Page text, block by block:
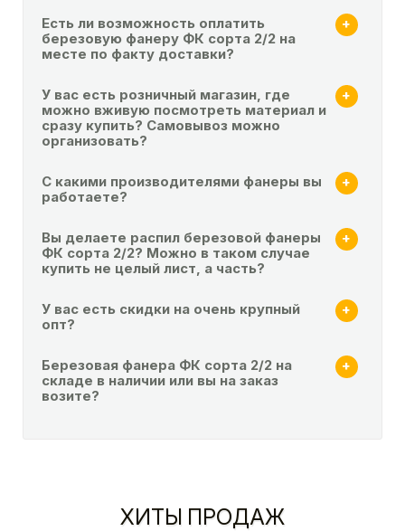
Есть ли возможность оплатить
березовую фанеру ФК сорта 2/2 на
месте по факту доставки?
У вас есть розничный магазин, где
можно вживую посмотреть материал и
сразу купить? Самовывоз можно
организовать?
С какими производителями фанеры вы
работаете?
Вы делаете распил березовой фанеры
ФК сорта 2/2? Можно в таком случае
купить не целый лист, а часть?
У вас есть скидки на очень крупный
опт?
Березовая фанера ФК сорта 2/2 на
складе в наличии или вы на заказ
возите?
ХИТЫ ПРОДАЖ